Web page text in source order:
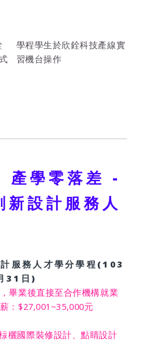
學程學生於欣銓科技產線實
習機台操作
產學零落差 -
設計服務人
服務人才學分學程(103
31日)
畢業後直接至合作機構就業
：$27,001~35,000元
欐國際裝修設計、點睛設計